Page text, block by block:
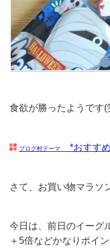
食欲が勝ったようです(
ブログ村テーマ *おすす
さて、お買い物マラソ
今日は、前日のイーグ
＋5倍などかなりポイ